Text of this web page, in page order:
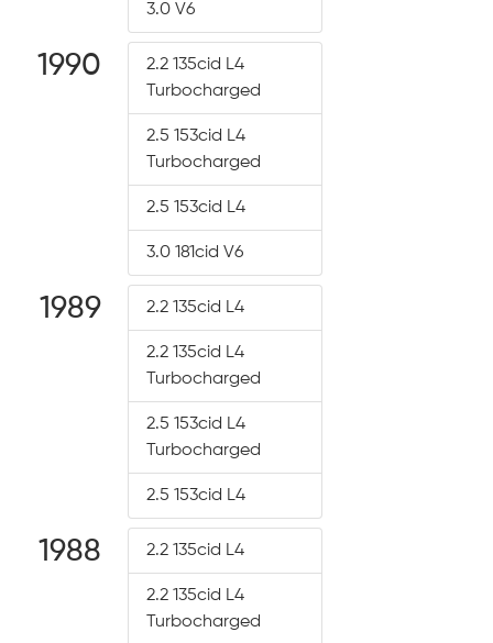
3.0 V6
1990
2.2 135cid L4
Turbocharged
2.5 153cid L4
Turbocharged
2.5 153cid L4
3.0 181cid V6
1989 2.2 135cid L4
2.2 135cid L4
Turbocharged
2.5 153cid L4
Turbocharged
2.5 153cid L4
1988 2.2 135cid L4
2.2 135cid L4
Turbocharged